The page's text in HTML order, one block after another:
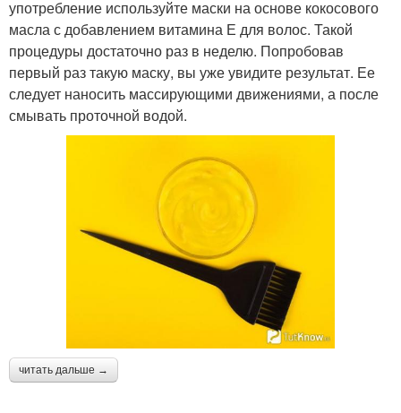
употребление используйте маски на основе кокосового
масла с добавлением витамина Е для волос. Такой
процедуры достаточно раз в неделю. Попробовав
первый раз такую маску, вы уже увидите результат. Ее
следует наносить массирующими движениями, а после
смывать проточной водой.
читать дальше →